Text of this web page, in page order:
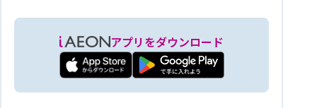
アプリをダウンロード